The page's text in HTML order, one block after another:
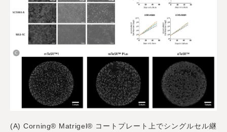
(A) Corning® Matrigel® コートプレート上でシングルセル継